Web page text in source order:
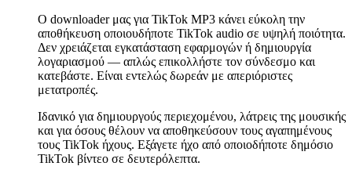
Ο downloader μας για TikTok MP3 κάνει εύκολη την
αποθήκευση οποιουδήποτε TikTok audio σε υψηλή ποιότητα.
Δεν χρειάζεται εγκατάσταση εφαρμογών ή δημιουργία
λογαριασμού — απλώς επικολλήστε τον σύνδεσμο και
κατεβάστε. Είναι εντελώς δωρεάν με απεριόριστες
μετατροπές.
Ιδανικό για δημιουργούς περιεχομένου, λάτρεις της μουσικής
και για όσους θέλουν να αποθηκεύσουν τους αγαπημένους
τους TikTok ήχους. Εξάγετε ήχο από οποιοδήποτε δημόσιο
TikTok βίντεο σε δευτερόλεπτα.